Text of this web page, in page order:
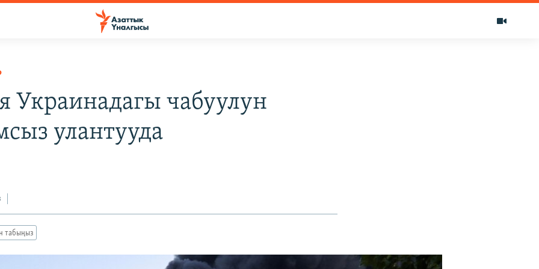
Украинадагы чабуулун
улантууда
табыңыз